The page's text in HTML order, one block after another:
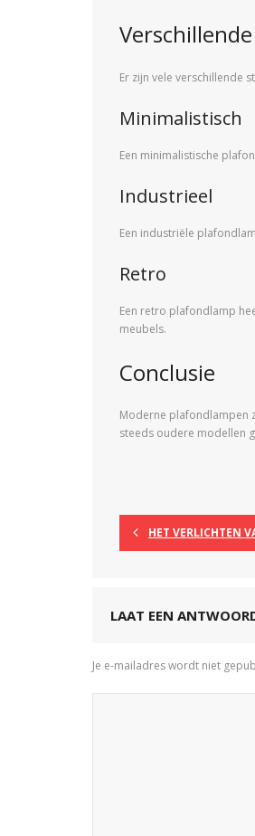
Er zijn vele verschillende
Minimalistisch
Een minimalistische
Industrieel
Een industriële
Retro
Een retro plafondlamp
meubels.
Conclusie
Moderne plafondlampen
steeds oudere modellen
HET VERLICHTEN
LAAT EEN
Je e-mailadres wordt niet